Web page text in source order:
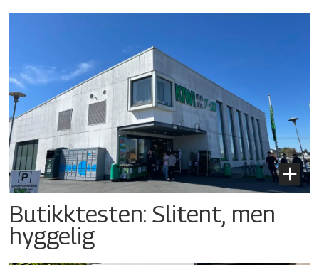
Butikktesten: Slitent, men
hyggelig